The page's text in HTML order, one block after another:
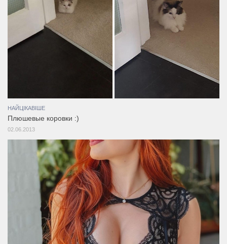
НАЙЦІКАВІШЕ
Плюшевые коровки :)
02.06.2013